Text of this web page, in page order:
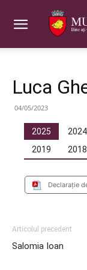
Luca
04/05/2023
2025 2024
2019
2018
Declarație
Articolul precedent
Salomia Ioan